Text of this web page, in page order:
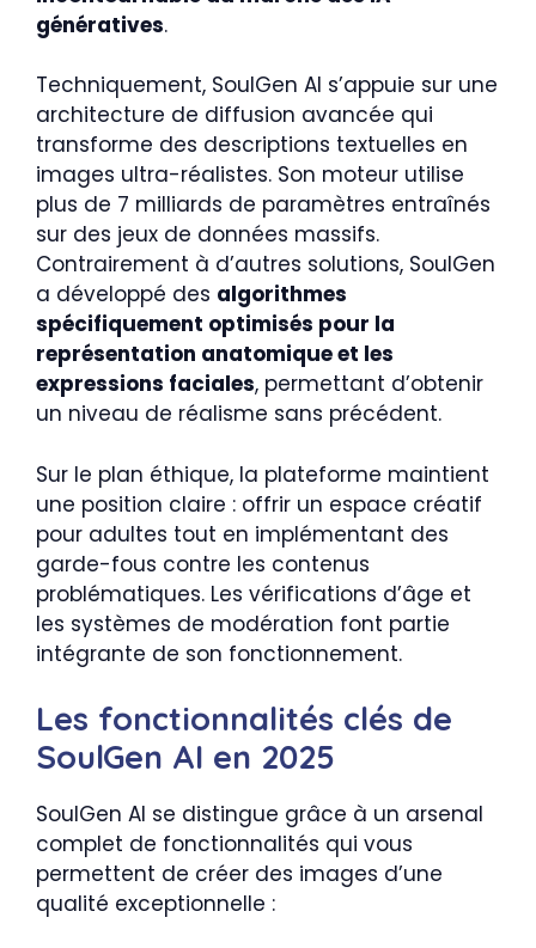
génératives.
Techniquement, SoulGen AI s’appuie sur une
architecture de diffusion avancée qui
transforme des descriptions textuelles en
images ultra-réalistes. Son moteur utilise
plus de 7 milliards de paramètres entraînés
sur des jeux de données massifs.
Contrairement à d’autres solutions, SoulGen
a développé des algorithmes
spécifiquement optimisés pour la
représentation anatomique et les
expressions faciales, permettant d’obtenir
un niveau de réalisme sans précédent.
Sur le plan éthique, la plateforme maintient
une position claire : offrir un espace créatif
pour adultes tout en implémentant des
garde-fous contre les contenus
problématiques. Les vérifications d’âge et
les systèmes de modération font partie
intégrante de son fonctionnement.
Les fonctionnalités clés de
SoulGen AI en 2025
SoulGen AI se distingue grâce à un arsenal
complet de fonctionnalités qui vous
permettent de créer des images d’une
qualité exceptionnelle :